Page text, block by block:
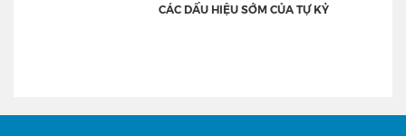
CÁC DẤU HIỆU SỚM CỦA TỰ KỶ